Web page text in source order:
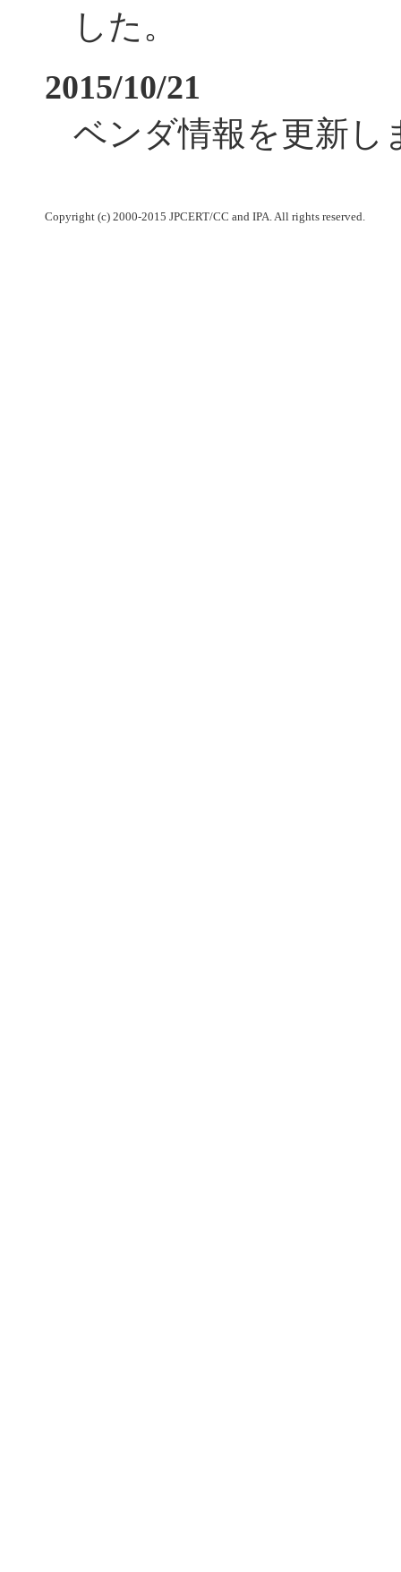
した。
2015/10/21
ベンダ情報を更新し
Copyright (c) 2000-2015 JPCERT/CC and IPA. All rights reserved.